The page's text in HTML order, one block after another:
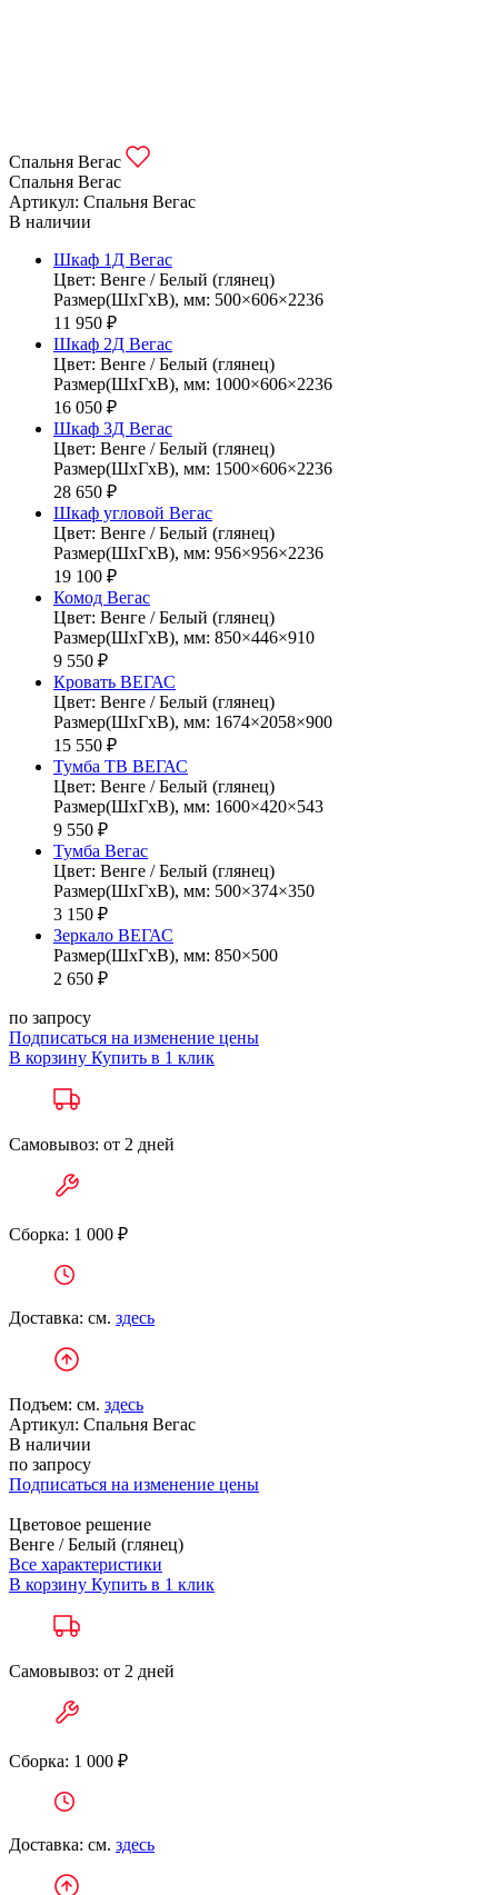
Спальня Вегас
Спальня Вегас
Артикул: Спальня Вегас
В наличии
Шкаф 1Д Вегас
Цвет: Венге / Белый (глянец)
Размер(ШхГхВ), мм: 500×606×2236
11 950 ₽
Шкаф 2Д Вегас
Цвет: Венге / Белый (глянец)
Размер(ШхГхВ), мм: 1000×606×2236
16 050 ₽
Шкаф 3Д Вегас
Цвет: Венге / Белый (глянец)
Размер(ШхГхВ), мм: 1500×606×2236
28 650 ₽
Шкаф угловой Вегас
Цвет: Венге / Белый (глянец)
Размер(ШхГхВ), мм: 956×956×2236
19 100 ₽
Комод Вегас
Цвет: Венге / Белый (глянец)
Размер(ШхГхВ), мм: 850×446×910
9 550 ₽
Кровать ВЕГАС
Цвет: Венге / Белый (глянец)
Размер(ШхГхВ), мм: 1674×2058×900
15 550 ₽
Тумба ТВ ВЕГАС
Цвет: Венге / Белый (глянец)
Размер(ШхГхВ), мм: 1600×420×543
9 550 ₽
Тумба Вегас
Цвет: Венге / Белый (глянец)
Размер(ШхГхВ), мм: 500×374×350
3 150 ₽
Зеркало ВЕГАС
Размер(ШхГхВ), мм: 850×500
2 650 ₽
по запросу
Подписаться на изменение цены
В корзину Купить в 1 клик
Самовывоз: от 2 дней
Сборка: 1 000 ₽
Доставка: см. здесь
Подъем: см. здесь
Артикул: Спальня Вегас
В наличии
по запросу
Подписаться на изменение цены
Цветовое решение
Венге / Белый (глянец)
Все характеристики
В корзину Купить в 1 клик
Самовывоз: от 2 дней
Сборка: 1 000 ₽
Доставка: см. здесь